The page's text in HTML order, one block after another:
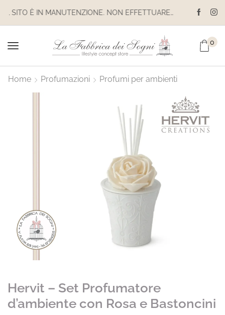
IL SITO È IN MANUTENZIONE. NON EFFETTUARE ACQUISTI. LE SPEDIZIONI SONO SOSPESE
0
Home Profumazioni Profumi per ambienti
Hervit – Set Profumatore
d’ambiente con Rosa e Bastoncini